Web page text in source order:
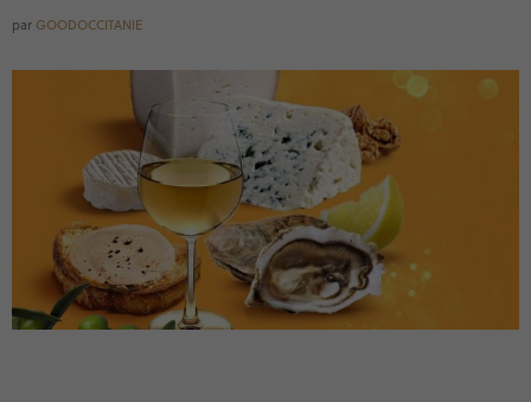
par GOODOCCITANIE